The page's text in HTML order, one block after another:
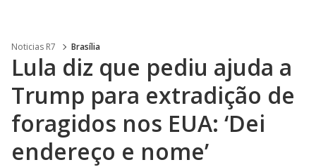
Noticias R7 Brasília
Lula diz que pediu ajuda a
Trump para extradição de
foragidos nos EUA: ‘Dei
endereço e nome’